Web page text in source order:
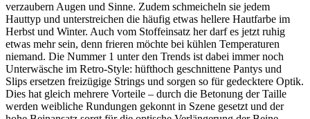
verzaubern Augen und Sinne. Zudem schmeicheln sie jedem
Hauttyp und unterstreichen die häufig etwas hellere Hautfarbe im
Herbst und Winter. Auch vom Stoffeinsatz her darf es jetzt ruhig
etwas mehr sein, denn frieren möchte bei kühlen Temperaturen
niemand. Die Nummer 1 unter den Trends ist dabei immer noch
Unterwäsche im Retro-Style: hüfthoch geschnittene Pantys und
Slips ersetzen freizügige Strings und sorgen so für gedecktere Optik.
Dies hat gleich mehrere Vorteile – durch die Betonung der Taille
werden weibliche Rundungen gekonnt in Szene gesetzt und der